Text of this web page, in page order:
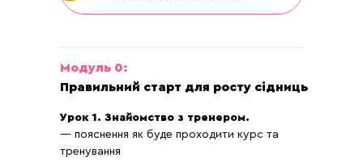
Урок 1. Знайомство з тренером.
— пояснення як буде проходити курс та
тренування
Модуль 0:
Правильний старт для росту сідниць